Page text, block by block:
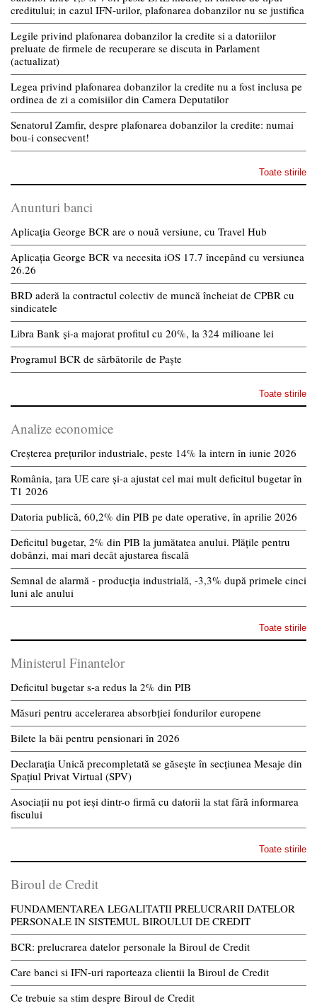
creditului; in cazul IFN-urilor, plafonarea dobanzilor nu se justifica
Legile privind plafonarea dobanzilor la credite si a datoriilor
preluate de firmele de recuperare se discuta in Parlament
(actualizat)
Legea privind plafonarea dobanzilor la credite nu a fost inclusa pe
ordinea de zi a comisiilor din Camera Deputatilor
Senatorul Zamfir, despre plafonarea dobanzilor la credite: numai
bou-i consecvent!
Toate stirile
Anunturi banci
Aplicația George BCR are o nouă versiune, cu Travel Hub
Aplicația George BCR va necesita iOS 17.7 începând cu versiunea
26.26
BRD aderă la contractul colectiv de muncă încheiat de CPBR cu
sindicatele
Libra Bank și-a majorat profitul cu 20%, la 324 milioane lei
Programul BCR de sărbătorile de Paște
Toate stirile
Analize economice
Creșterea prețurilor industriale, peste 14% la intern în iunie 2026
România, țara UE care și-a ajustat cel mai mult deficitul bugetar în
T1 2026
Datoria publică, 60,2% din PIB pe date operative, în aprilie 2026
Deficitul bugetar, 2% din PIB la jumătatea anului. Plățile pentru
dobânzi, mai mari decât ajustarea fiscală
Semnal de alarmă - producția industrială, -3,3% după primele cinci
luni ale anului
Toate stirile
Ministerul Finantelor
Deficitul bugetar s-a redus la 2% din PIB
Măsuri pentru accelerarea absorbției fondurilor europene
Bilete la băi pentru pensionari în 2026
Declarația Unică precompletată se găsește în secțiunea Mesaje din
Spațiul Privat Virtual (SPV)
Asociații nu pot ieși dintr-o firmă cu datorii la stat fără informarea
fiscului
Toate stirile
Biroul de Credit
FUNDAMENTAREA LEGALITATII PRELUCRARII DATELOR
PERSONALE IN SISTEMUL BIROULUI DE CREDIT
BCR: prelucrarea datelor personale la Biroul de Credit
Care banci si IFN-uri raporteaza clientii la Biroul de Credit
Ce trebuie sa stim despre Biroul de Credit